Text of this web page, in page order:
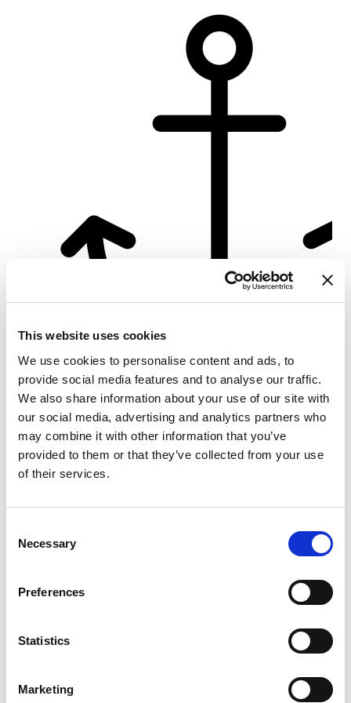
This website uses cookies
We use cookies to personalise content and ads, to
provide social media features and to analyse our traffic.
We also share information about your use of our site with
our social media, advertising and analytics partners who
may combine it with other information that you’ve
provided to them or that they’ve collected from your use
of their services.
Selection
Necessary
Preferences
Statistics
Marketing
D-Marin Göcek Marina
Crewed charter
Lunghezza 46 ft
Cabine 3
WC/doccia2
RandaNone